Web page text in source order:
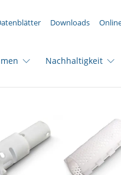
Downloads
Nachhaltigkeit